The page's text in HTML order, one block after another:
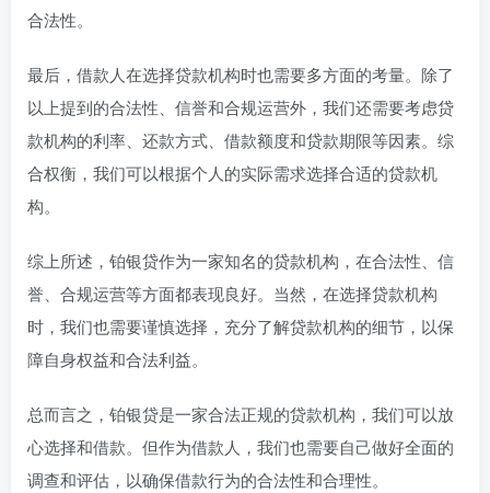
合法性。
最后，借款人在选择贷款机构时也需要多方面的考量。除了
以上提到的合法性、信誉和合规运营外，我们还需要考虑贷
款机构的利率、还款方式、借款额度和贷款期限等因素。综
合权衡，我们可以根据个人的实际需求选择合适的贷款机
构。
综上所述，铂银贷作为一家知名的贷款机构，在合法性、信
誉、合规运营等方面都表现良好。当然，在选择贷款机构
时，我们也需要谨慎选择，充分了解贷款机构的细节，以保
障自身权益和合法利益。
总而言之，铂银贷是一家合法正规的贷款机构，我们可以放
心选择和借款。但作为借款人，我们也需要自己做好全面的
调查和评估，以确保借款行为的合法性和合理性。